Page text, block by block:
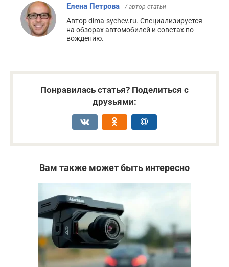
Елена Петрова / автор статьи
Автор dima-sychev.ru. Специализируется
на обзорах автомобилей и советах по
вождению.
Понравилась статья? Поделиться с
друзьями:
Вам также может быть интересно